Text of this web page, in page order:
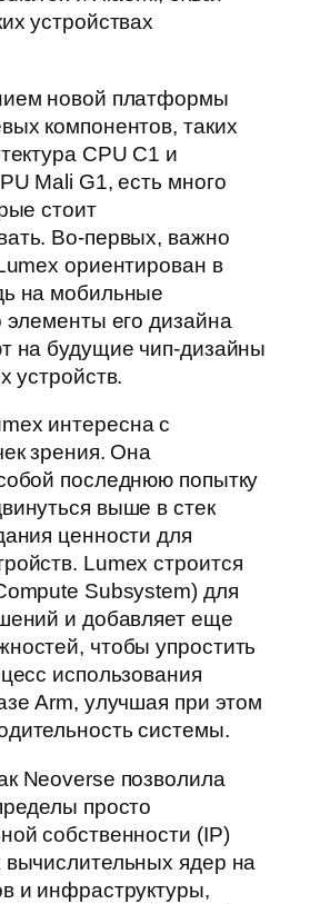
устройствах
новой платформы
компонентов, таких
CPU C1 и
Mali G1, есть много
стоит
Во-первых, важно
ориентирован в
на мобильные
элементы его дизайна
на будущие чип-дизайны
устройств.
интересна с
зрения. Она
последнюю попытку
выше в стек
ценности для
Lumex строится
Subsystem) для
и добавляет еще
чтобы упростить
использования
Arm, улучшая при этом
системы.
Neoverse позволила
просто
собственности (IP)
вычислительных ядер на
и инфраструктуры,